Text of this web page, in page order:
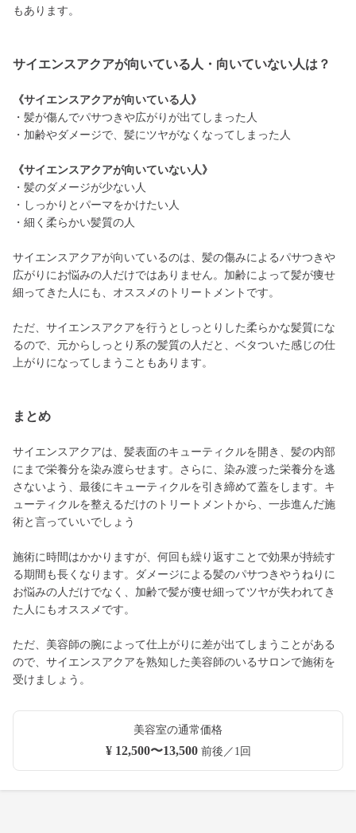
もあります。
サイエンスアクアが向いている人・向いていない人は？
《サイエンスアクアが向いている人》
・髪が傷んでパサつきや広がりが出てしまった人
・加齢やダメージで、髪にツヤがなくなってしまった人
《サイエンスアクアが向いていない人》
・髪のダメージが少ない人
・しっかりとパーマをかけたい人
・細く柔らかい髪質の人
サイエンスアクアが向いているのは、髪の傷みによるパサつきや
広がりにお悩みの人だけではありません。加齢によって髪が痩せ
細ってきた人にも、オススメのトリートメントです。
ただ、サイエンスアクアを行うとしっとりした柔らかな髪質にな
るので、元からしっとり系の髪質の人だと、ベタついた感じの仕
上がりになってしまうこともあります。
まとめ
サイエンスアクアは、髪表面のキューティクルを開き、髪の内部
にまで栄養分を染み渡らせます。さらに、染み渡った栄養分を逃
さないよう、最後にキューティクルを引き締めて蓋をします。キ
ューティクルを整えるだけのトリートメントから、一歩進んだ施
術と言っていいでしょう
施術に時間はかかりますが、何回も繰り返すことで効果が持続す
る期間も長くなります。ダメージによる髪のパサつきやうねりに
お悩みの人だけでなく、加齢で髪が痩せ細ってツヤが失われてき
た人にもオススメです。
ただ、美容師の腕によって仕上がりに差が出てしまうことがある
ので、サイエンスアクアを熟知した美容師のいるサロンで施術を
受けましょう。
美容室の通常価格
¥ 12,500〜13,500前後／1回